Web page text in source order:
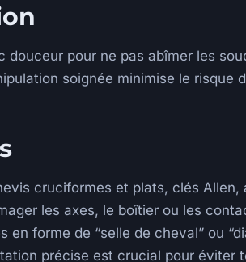
pour ne pas abîmer les
soignée minimise le risque
cruciformes et plats, clés Allen,
les axes, le boîtier ou les
forme de “selle de cheval” ou
précise est crucial pour éviter